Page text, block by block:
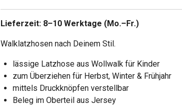
Lieferzeit: 8–10 Werktage (Mo.–Fr.)
Walklatzhosen nach Deinem Stil.
lässige Latzhose aus Wollwalk für Kinder
zum Überziehen für Herbst, Winter & Frühjahr
mittels Druckknöpfen verstellbar
Beleg im Oberteil aus Jersey